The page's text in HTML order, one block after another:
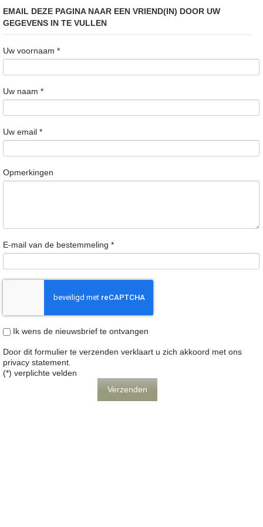
EMAIL DEZE PAGINA NAAR EEN VRIEND(IN) DOOR UW
GEGEVENS IN TE VULLEN
Uw voornaam *
Uw naam *
Uw email *
Opmerkingen
E-mail van de bestemmeling *
Ik wens de nieuwsbrief te ontvangen
Door dit formulier te verzenden verklaart u zich akkoord met ons
privacy statement
(*) verplichte velden
Verzenden